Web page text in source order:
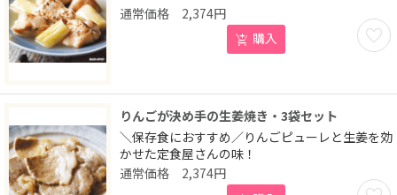
お気
2,374円
購入
りんごが決め手の生姜焼き・3袋セット
＼保存食におすすめ／りんごピューレと生姜を効
かせた定食屋さんの味！
お気
2,374円